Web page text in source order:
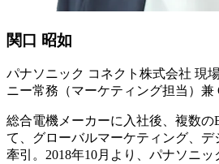
関口 昭如
パナソニック コネクト株式会社 現
ニー常務（マーケティング担当）
総合電機メーカーに入社後、複数の
て、グローバルマーケティング、
牽引。2018年10月より、パナソニ